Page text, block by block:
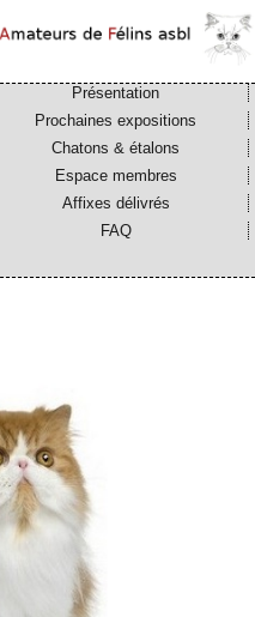
Présentation
Prochaines expositions
Chatons & étalons
Espace membres
Affixes délivrés
FAQ